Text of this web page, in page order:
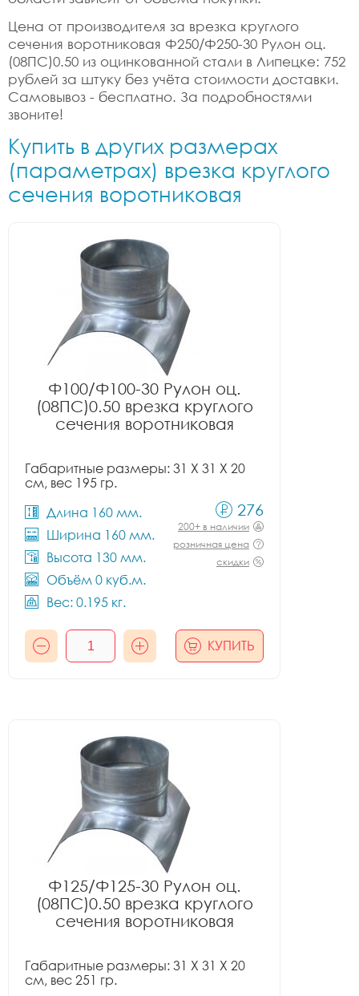
Цена от производителя за врезка круглого
сечения воротниковая Ф250/Ф250-30 Рулон оц.
(08ПС)0.50 из оцинкованной стали в Липецке: 752
рублей за штуку без учёта стоимости доставки.
Самовывоз - бесплатно. За подробностями
звоните!
Купить в других размерах
(параметрах) врезка круглого
сечения воротниковая
Ф100/Ф100-30 Рулон оц.
(08ПС)0.50 врезка круглого
сечения воротниковая
Габаритные размеры: 31 X 31 X 20
см, вес 195 гр.
Длина 160 мм.
Ширина 160 мм.
Высота 130 мм.
Объём 0 куб.м.
Вес: 0.195 кг.
276
200+ в наличии
розничная цена
скидки
КУПИТЬ
Ф125/Ф125-30 Рулон оц.
(08ПС)0.50 врезка круглого
сечения воротниковая
Габаритные размеры: 31 X 31 X 20
см, вес 251 гр.